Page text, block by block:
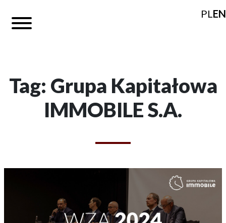
PLEN
Tag: Grupa Kapitałowa
IMMOBILE S.A.